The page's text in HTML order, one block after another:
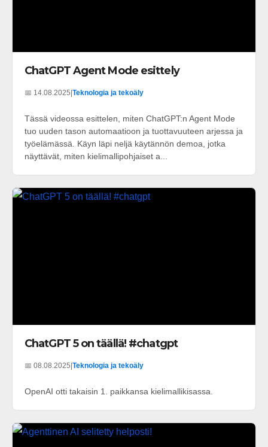
ChatGPT Agent Mode esittely
📅 14.08.2025 Teknologia ja tekoäly
Tässä videossa esittelen, miten ChatGPT:n Agent Mode
tuo uuden tason automaatioon ja tuottavuuteen arjessa ja
työelämässä. Käyn läpi neljä käytännön demoa, jotka
näyttävät, miten kielimallipohjaiset a...
ChatGPT 5 on täällä! #chatgpt
📅 08.08.2025|Teknologia ja tekoäly
OpenAI otti takaisin 1. paikkansa kielimallikisassa.